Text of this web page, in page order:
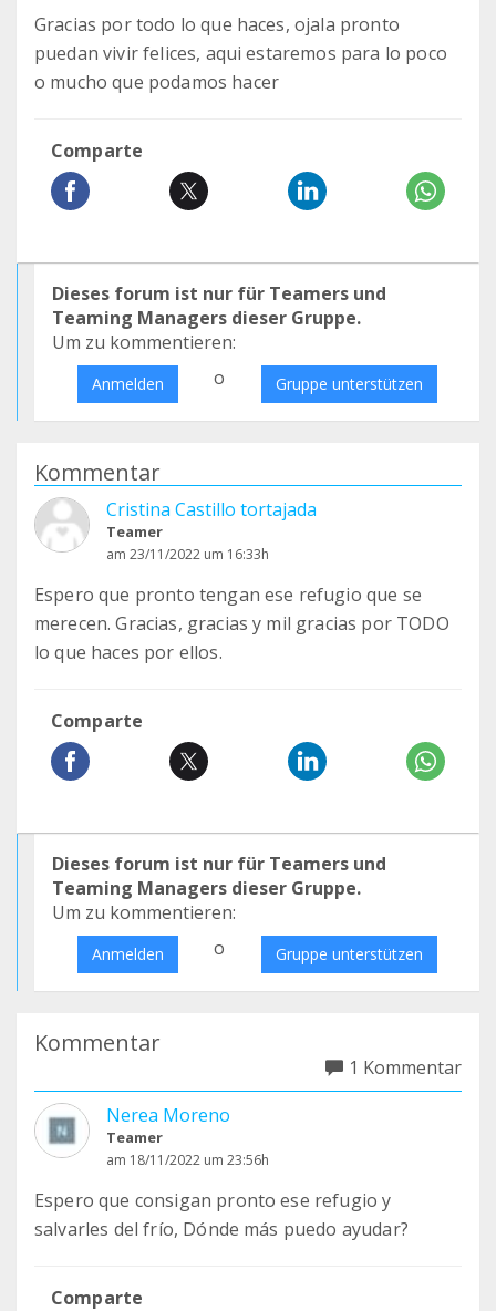
Gracias por todo lo que haces, ojala pronto
puedan vivir felices, aqui estaremos para lo poco
o mucho que podamos hacer
Comparte
Dieses forum ist nur für Teamers und
Teaming Managers dieser Gruppe.
Um zu kommentieren:
Anmelden o Gruppe unterstützen
Kommentar
Cristina Castillo tortajada
Teamer
am 23/11/2022 um 16:33h
Espero que pronto tengan ese refugio que se
merecen. Gracias, gracias y mil gracias por TODO
lo que haces por ellos.
Comparte
Dieses forum ist nur für Teamers und
Teaming Managers dieser Gruppe.
Um zu kommentieren:
Anmelden o Gruppe unterstützen
Kommentar
1 Kommentar
Nerea Moreno
Teamer
am 18/11/2022 um 23:56h
Espero que consigan pronto ese refugio y
salvarles del frío, Dónde más puedo ayudar?
Comparte